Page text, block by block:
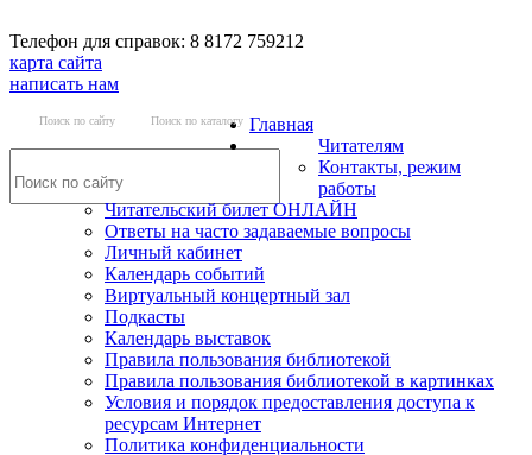
Телефон для справок: 8 8172 759212
карта сайта
написать нам
Поиск по сайту Поиск по каталогу Главная
Читателям
Контакты, режим
работы
Читательский билет ОНЛАЙН
Ответы на часто задаваемые вопросы
Личный кабинет
Календарь событий
Виртуальный концертный зал
Подкасты
Календарь выставок
Правила пользования библиотекой
Правила пользования библиотекой в картинках
Условия и порядок предоставления доступа к
ресурсам Интернет
Политика конфиденциальности